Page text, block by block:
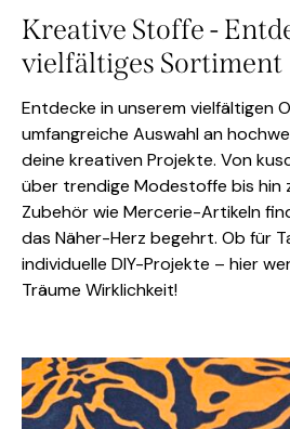
Kreative Stoffe -
vielfältiges Sortiment
Entdecke in unserem vielfältigen
umfangreiche Auswahl an
deine kreativen Projekte. Von
über trendige Modestoffe bis hin
Zubehör wie Mercerie-Artikeln
das Näher-Herz begehrt. Ob für
individuelle DIY-Projekte – hier
Träume Wirklichkeit!